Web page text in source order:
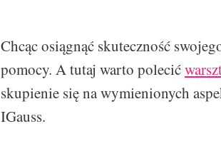
Chcąc osiągnąć skuteczność
pomocy. A tutaj warto polecić
skupienie się na wymienionych
IGauss.